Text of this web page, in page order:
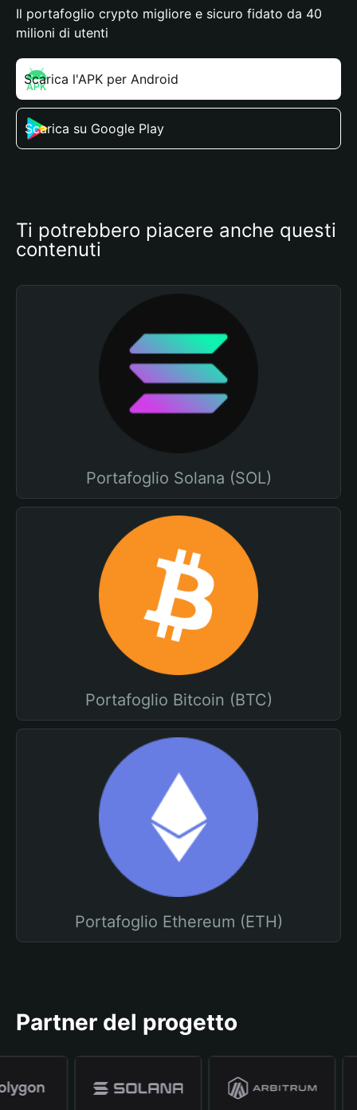
Il portafoglio crypto migliore e sicuro fidato da 40
milioni di utenti
Scarica l'APK per Android
Scarica su Google Play
Ti potrebbero piacere anche questi
contenuti
Portafoglio Solana (SOL)
Portafoglio Bitcoin (BTC)
Portafoglio Ethereum (ETH)
Partner del progetto